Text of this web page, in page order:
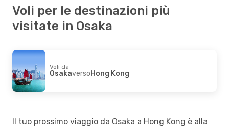
Voli per le destinazioni più
visitate in Osaka
Voli da
OsakaversoHong Kong
Il tuo prossimo viaggio da Osaka a Hong Kong è alla